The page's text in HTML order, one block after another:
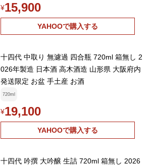
¥15,900
YAHOOで購入する
十四代 中取り 無濾過 四合瓶 720ml 箱無し 2
026年製造 日本酒 高木酒造 山形県 大阪府内
発送限定 お盆 手土産 お酒
720ml
¥19,100
YAHOOで購入する
十四代 吟撰 大吟醸 生詰 720ml 箱無し 2026